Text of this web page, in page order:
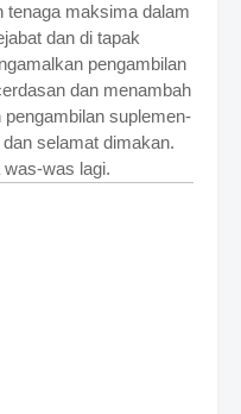
tenaga maksima dalam
dan di tapak
pengambilan
dan menambah
suplemen-
selamat dimakan.
was-was lagi.